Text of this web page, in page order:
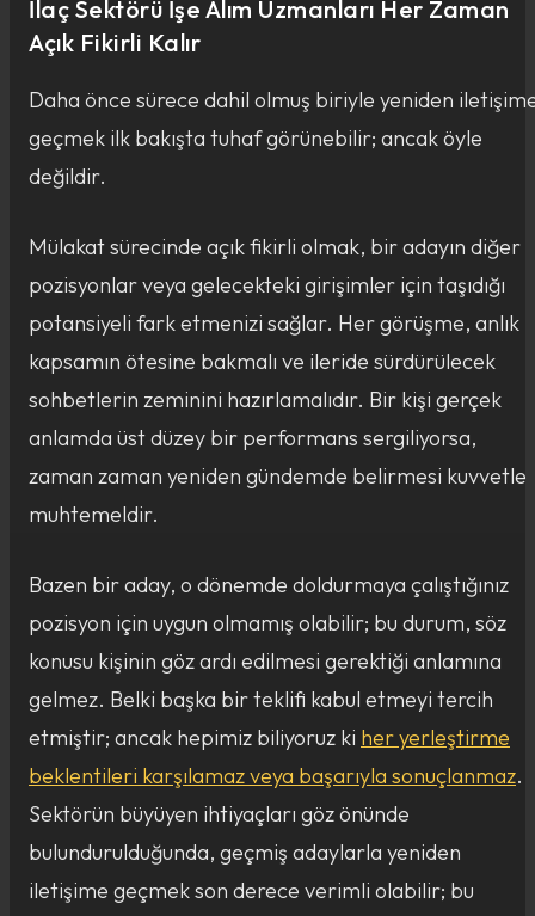
İlaç Sektörü İşe Alım Uzmanları Her Zaman
Açık Fikirli Kalır
Daha önce sürece dahil olmuş biriyle yeniden
geçmek ilk bakışta tuhaf görünebilir; ancak öyle
değildir.
Mülakat sürecinde açık fikirli olmak, bir adayın diğer
pozisyonlar veya gelecekteki girişimler için taşıdığı
potansiyeli fark etmenizi sağlar. Her görüşme, anlık
kapsamın ötesine bakmalı ve ileride sürdürülecek
sohbetlerin zeminini hazırlamalıdır. Bir kişi gerçek
anlamda üst düzey bir performans sergiliyorsa,
zaman zaman yeniden gündemde belirmesi kuvvetle
muhtemeldir.
Bazen bir aday, o dönemde doldurmaya çalıştığınız
pozisyon için uygun olmamış olabilir; bu durum, söz
konusu kişinin göz ardı edilmesi gerektiği anlamına
gelmez. Belki başka bir teklifi kabul etmeyi tercih
etmiştir; ancak hepimiz biliyoruz ki her yerleştirme
beklentileri karşılamaz veya başarıyla sonuçlanmaz.
Sektörün büyüyen ihtiyaçları göz önünde
bulundurulduğunda, geçmiş adaylarla yeniden
iletişime geçmek son derece verimli olabilir; bu